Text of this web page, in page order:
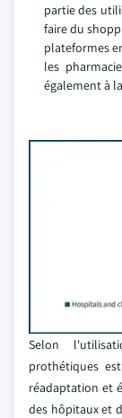
partie des
faire du
plateformes
les
également à
Selon
prothétiques
réadaptation et
des hôpitaux et